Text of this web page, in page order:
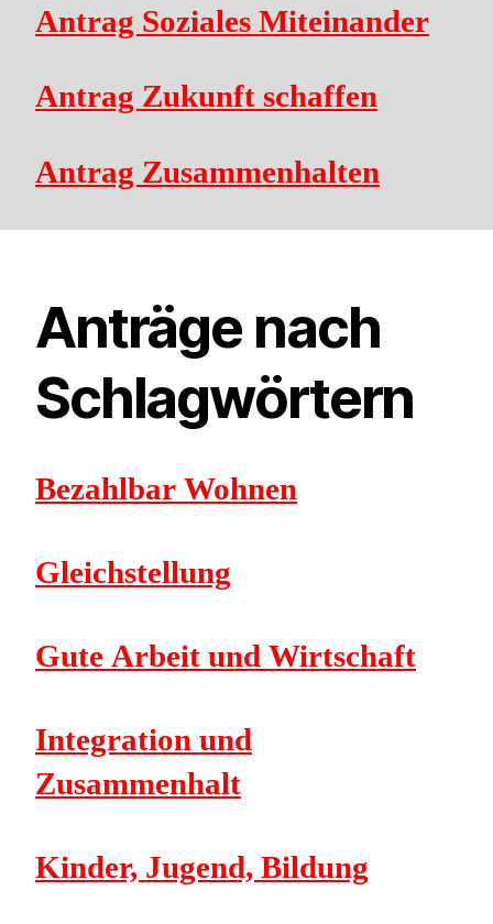
Antrag Soziales Miteinander
Antrag Zukunft schaffen
Antrag Zusammenhalten
Anträge nach
Schlagwörtern
Bezahlbar Wohnen
Gleichstellung
Gute Arbeit und Wirtschaft
Integration und
Zusammenhalt
Kinder, Jugend, Bildung